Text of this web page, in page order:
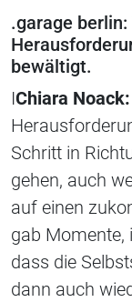
.garage
bewältigt.
IChiara Noack:
Schritt in
gehen, auch
auf einen
gab Momente,
dass die
dann auch